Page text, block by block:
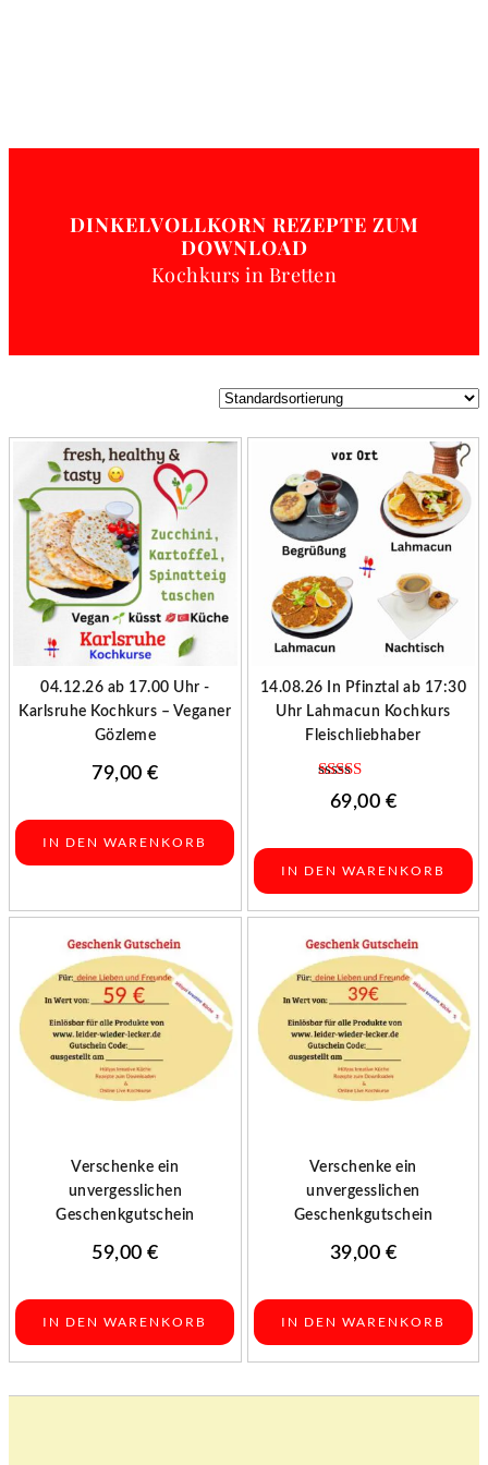
DINKELVOLLKORN REZEPTE ZUM
DOWNLOAD
Kochkurs in Bretten
04.12.26 ab 17.00 Uhr -
Karlsruhe Kochkurs – Veganer
Gözleme
79,00 €
IN DEN WARENKORB
14.08.26 In Pfinztal ab 17:30
Uhr Lahmacun Kochkurs
Fleischliebhaber
Bewertet mit
4.75
69,00 €
IN DEN WARENKORB
Verschenke ein
unvergesslichen
Geschenkgutschein
59,00 €
IN DEN WARENKORB
Verschenke ein
unvergesslichen
Geschenkgutschein
39,00 €
IN DEN WARENKORB